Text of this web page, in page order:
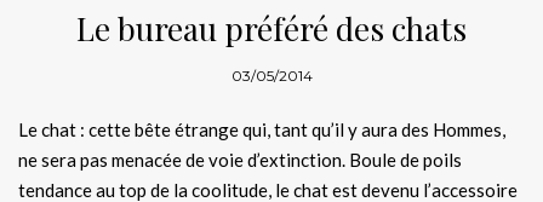
Le bureau préféré des chats
03/05/2014
Le chat : cette bête étrange qui, tant qu’il y aura des Hommes,
ne sera pas menacée de voie d’extinction. Boule de poils
tendance au top de la coolitude, le chat est devenu l’accessoire